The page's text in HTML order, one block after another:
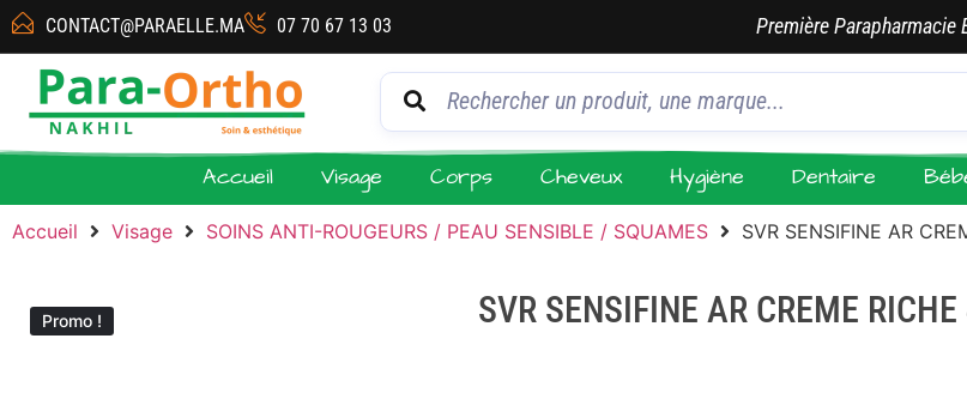
CONTACT@PARAELLE.MA 07 70 67 13 03 Première Parapharmacie
Accueil Visage Corps Cheveux Hygiène Dentaire
Accueil Visage SOINS ANTI-ROUGEURS / PEAU SENSIBLE / SQUAMES SVR SENSIFINE AR
Promo ! SVR SENSIFINE AR CREME